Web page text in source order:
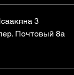
3
Почтовый 8а